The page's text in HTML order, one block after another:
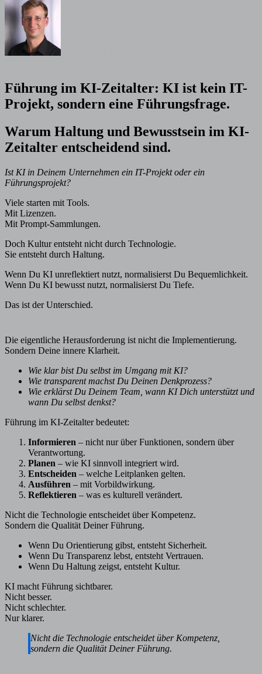
Führung im KI-Zeitalter: KI ist kein IT-
Projekt, sondern eine Führungsfrage.
Warum Haltung und Bewusstsein im KI-
Zeitalter entscheidend sind.
Ist KI in Deinem Unternehmen ein IT-Projekt oder ein
Führungsprojekt?
Viele starten mit Tools.
Mit Lizenzen.
Mit Prompt-Sammlungen.
Doch Kultur entsteht nicht durch Technologie.
Sie entsteht durch Haltung.
Wenn Du KI unreflektiert nutzt, normalisierst Du Bequemlichkeit.
Wenn Du KI bewusst nutzt, normalisierst Du Tiefe.
Das ist der Unterschied.
Die eigentliche Herausforderung ist nicht die Implementierung.
Sondern Deine innere Klarheit.
Wie klar bist Du selbst im Umgang mit KI?
Wie transparent machst Du Deinen Denkprozess?
Wie erklärst Du Deinem Team, wann KI Dich unterstützt und
wann Du selbst denkst?
Führung im KI-Zeitalter bedeutet:
Informieren – nicht nur über Funktionen, sondern über
Verantwortung.
Planen – wie KI sinnvoll integriert wird.
Entscheiden – welche Leitplanken gelten.
Ausführen – mit Vorbildwirkung.
Reflektieren – was es kulturell verändert.
Nicht die Technologie entscheidet über Kompetenz.
Sondern die Qualität Deiner Führung.
Wenn Du Orientierung gibst, entsteht Sicherheit.
Wenn Du Transparenz lebst, entsteht Vertrauen.
Wenn Du Haltung zeigst, entsteht Kultur.
KI macht Führung sichtbarer.
Nicht besser.
Nicht schlechter.
Nur klarer.
Nicht die Technologie entscheidet über Kompetenz,
sondern die Qualität Deiner Führung.